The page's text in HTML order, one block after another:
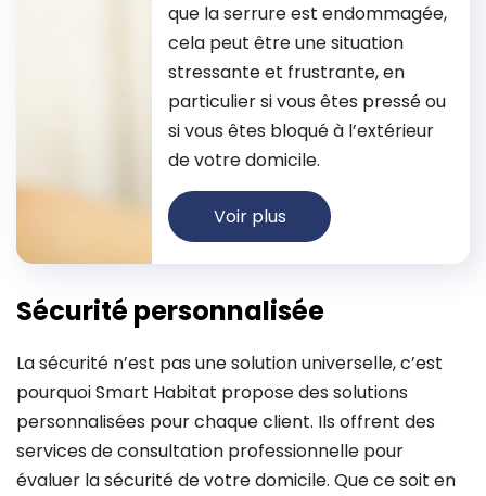
que la serrure est endommagée,
cela peut être une situation
stressante et frustrante, en
particulier si vous êtes pressé ou
si vous êtes bloqué à l’extérieur
de votre domicile.
Voir plus
Sécurité personnalisée
La sécurité n’est pas une solution universelle, c’est
pourquoi Smart Habitat propose des solutions
personnalisées pour chaque client. Ils offrent des
services de consultation professionnelle pour
évaluer la sécurité de votre domicile. Que ce soit en